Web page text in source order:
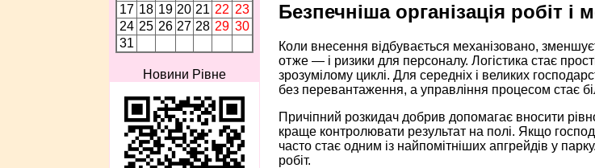
17 18 19 20 21 22 23
24 25 26 27 28 29 30
31
Новини Рівне
Безпечніша організація робіт і
Коли внесення відбувається механізовано,
отже — і ризики для персоналу. Логістика стає
зрозумілому циклі. Для середніх і великих
без перевантаження, а управління процесом стає
Причіпний розкидач добрив допомагає вносити
краще контролювати результат на полі. Якщо
часто стає одним із найпомітніших апгрейдів у
робіт.